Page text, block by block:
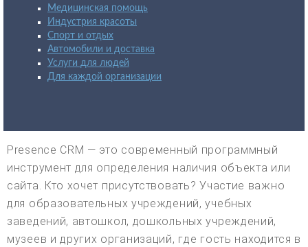
Медицинская помощь
Индустрия красоты
Спорт и отдых
Автомобили и доставка
Услуги для людей
Для каждой организации
Presence CRM — это современный программный
инструмент для определения наличия объекта или
сайта. Кто хочет присутствовать? Участие важно
для образовательных учреждений, учебных
заведений, автошкол, дошкольных учреждений,
музеев и других организаций, где гость находится в